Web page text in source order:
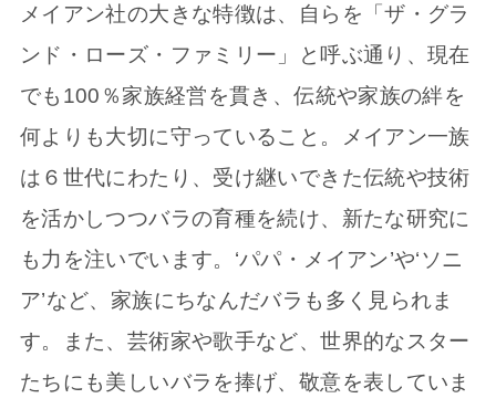
メイアン社の大きな特徴は、自らを「ザ・グラ
ンド・ローズ・ファミリー」と呼ぶ通り、現在
でも100％家族経営を貫き、伝統や家族の絆を
何よりも大切に守っていること。メイアン一族
は６世代にわたり、受け継いできた伝統や技術
を活かしつつバラの育種を続け、新たな研究に
も力を注いでいます。‘パパ・メイアン’や‘ソニ
ア’など、家族にちなんだバラも多く見られま
す。また、芸術家や歌手など、世界的なスター
たちにも美しいバラを捧げ、敬意を表していま